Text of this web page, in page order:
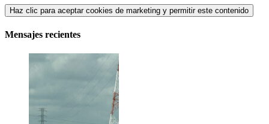
Haz clic para aceptar cookies de marketing y permitir este contenido
Mensajes recientes